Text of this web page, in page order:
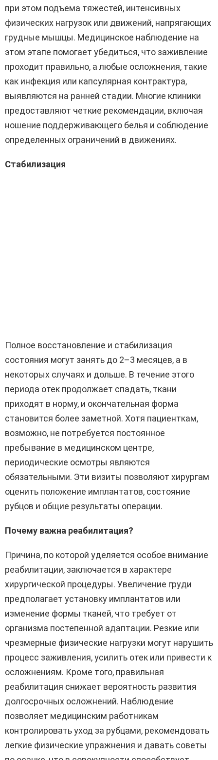
при этом подъема тяжестей, интенсивных
физических нагрузок или движений, напрягающих
грудные мышцы. Медицинское наблюдение на
этом этапе помогает убедиться, что заживление
проходит правильно, а любые осложнения, такие
как инфекция или капсулярная контрактура,
выявляются на ранней стадии. Многие клиники
предоставляют четкие рекомендации, включая
ношение поддерживающего белья и соблюдение
определенных ограничений в движениях.
Стабилизация
Полное восстановление и стабилизация
состояния могут занять до 2–3 месяцев, а в
некоторых случаях и дольше. В течение этого
периода отек продолжает спадать, ткани
приходят в норму, и окончательная форма
становится более заметной. Хотя пациенткам,
возможно, не потребуется постоянное
пребывание в медицинском центре,
периодические осмотры являются
обязательными. Эти визиты позволяют хирургам
оценить положение имплантатов, состояние
рубцов и общие результаты операции.
Почему важна реабилитация?
Причина, по которой уделяется особое внимание
реабилитации, заключается в характере
хирургической процедуры. Увеличение груди
предполагает установку имплантатов или
изменение формы тканей, что требует от
организма постепенной адаптации. Резкие или
чрезмерные физические нагрузки могут нарушить
процесс заживления, усилить отек или привести к
осложнениям. Кроме того, правильная
реабилитация снижает вероятность развития
долгосрочных осложнений. Наблюдение
позволяет медицинским работникам
контролировать уход за рубцами, рекомендовать
легкие физические упражнения и давать советы